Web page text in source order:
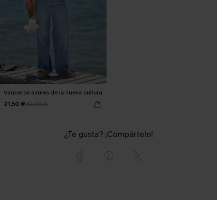
Vaqueros azules de la nueva cultura
21,50 €42,90 €
¿Te gusta? ¡Compártelo!